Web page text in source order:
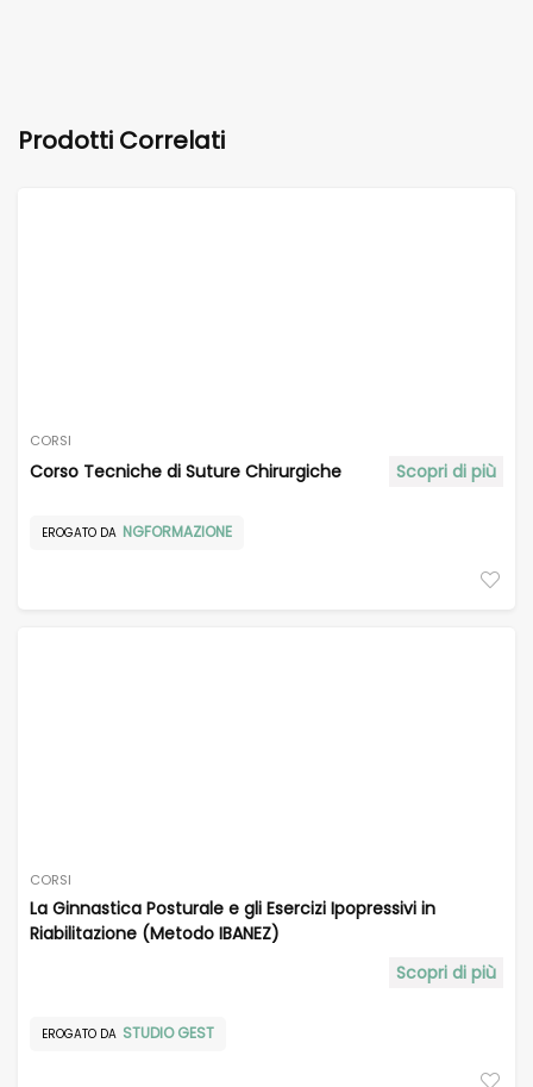
Prodotti Correlati
CORSI
Corso Tecniche di Suture Chirurgiche Scopri di più
EROGATO DA NGFORMAZIONE
CORSI
La Ginnastica Posturale e gli Esercizi Ipopressivi in
Riabilitazione (Metodo IBANEZ)
Scopri di più
EROGATO DA STUDIO GEST